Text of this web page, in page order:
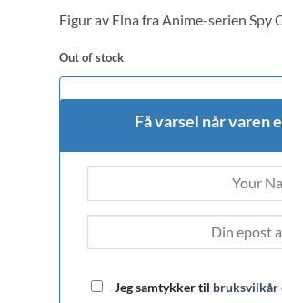
Figur av Elna fra Anime-serien Spy
Out of stock
Få varsel når varen
Jeg samtykker til bruksvilkår